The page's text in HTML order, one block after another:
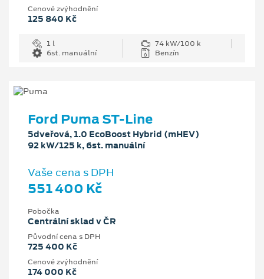
Cenové zvýhodnění
125 840 Kč
1 l
74 kW/100 k
6st. manuální
Benzín
Ford Puma ST-Line
5dveřová, 1.0 EcoBoost Hybrid (mHEV)
92 kW/125 k, 6st. manuální
Vaše cena s DPH
551 400 Kč
Pobočka
Centrální sklad v ČR
Původní cena s DPH
725 400 Kč
Cenové zvýhodnění
174 000 Kč